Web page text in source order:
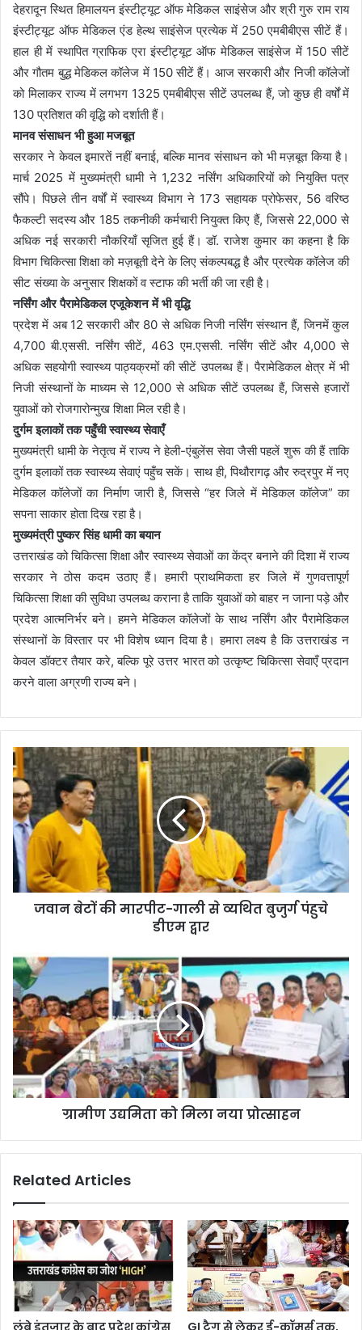
देहरादून स्थित हिमालयन इंस्टीट्यूट ऑफ मेडिकल साइंसेज और श्री गुरु राम राय
इंस्टीट्यूट ऑफ मेडिकल एंड हेल्थ साइंसेज प्रत्येक में 250 एमबीबीएस सीटें हैं।
हाल ही में स्थापित ग्राफिक एरा इंस्टीट्यूट ऑफ मेडिकल साइंसेज में 150 सीटें
और गौतम बुद्ध मेडिकल कॉलेज में 150 सीटें हैं। आज सरकारी और निजी कॉलेजों
को मिलाकर राज्य में लगभग 1325 एमबीबीएस सीटें उपलब्ध हैं, जो कुछ ही वर्षों में
130 प्रतिशत की वृद्धि को दर्शाती हैं।
मानव संसाधन भी हुआ मजबूत
सरकार ने केवल इमारतें नहीं बनाई, बल्कि मानव संसाधन को भी मज़बूत किया है।
मार्च 2025 में मुख्यमंत्री धामी ने 1,232 नर्सिंग अधिकारियों को नियुक्ति पत्र
सौंपे। पिछले तीन वर्षों में स्वास्थ्य विभाग ने 173 सहायक प्रोफेसर, 56 वरिष्ठ
फैकल्टी सदस्य और 185 तकनीकी कर्मचारी नियुक्त किए हैं, जिससे 22,000 से
अधिक नई सरकारी नौकरियाँ सृजित हुई हैं। डॉ. राजेश कुमार का कहना है कि
विभाग चिकित्सा शिक्षा को मज़बूती देने के लिए संकल्पबद्ध है और प्रत्येक कॉलेज की
सीट संख्या के अनुसार शिक्षकों व स्टाफ की भर्ती की जा रही है।
नर्सिंग और पैरामेडिकल एजूकेशन में भी वृद्धि
प्रदेश में अब 12 सरकारी और 80 से अधिक निजी नर्सिंग संस्थान हैं, जिनमें कुल
4,700 बी.एससी. नर्सिंग सीटें, 463 एम.एससी. नर्सिंग सीटें और 4,000 से
अधिक सहयोगी स्वास्थ्य पाठ्यक्रमों की सीटें उपलब्ध हैं। पैरामेडिकल क्षेत्र में भी
निजी संस्थानों के माध्यम से 12,000 से अधिक सीटें उपलब्ध हैं, जिससे हजारों
युवाओं को रोजगारोन्मुख शिक्षा मिल रही है।
दुर्गम इलाकों तक पहुँची स्वास्थ्य सेवाएँ
मुख्यमंत्री धामी के नेतृत्व में राज्य ने हेली-एंबुलेंस सेवा जैसी पहलें शुरू की हैं ताकि
दुर्गम इलाकों तक स्वास्थ्य सेवाएं पहुँच सकें। साथ ही, पिथौरागढ़ और रुद्रपुर में नए
मेडिकल कॉलेजों का निर्माण जारी है, जिससे “हर जिले में मेडिकल कॉलेज” का
सपना साकार होता दिख रहा है।
मुख्यमंत्री पुष्कर सिंह धामी का बयान
उत्तराखंड को चिकित्सा शिक्षा और स्वास्थ्य सेवाओं का केंद्र बनाने की दिशा में राज्य
सरकार ने ठोस कदम उठाए हैं। हमारी प्राथमिकता हर जिले में गुणवत्तापूर्ण
चिकित्सा शिक्षा की सुविधा उपलब्ध कराना है ताकि युवाओं को बाहर न जाना पड़े और
प्रदेश आत्मनिर्भर बने। हमने मेडिकल कॉलेजों के साथ नर्सिंग और पैरामेडिकल
संस्थानों के विस्तार पर भी विशेष ध्यान दिया है। हमारा लक्ष्य है कि उत्तराखंड न
केवल डॉक्टर तैयार करे, बल्कि पूरे उत्तर भारत को उत्कृष्ट चिकित्सा सेवाएँ प्रदान
करने वाला अग्रणी राज्य बने।
जवान बेटों की मारपीट-गाली से व्यथित बुजुर्ग पंहुचे
डीएम द्वार
ग्रामीण उद्यमिता को मिला नया प्रोत्साहन
Related Articles
लंबे इंतजार के बाद प्रदेश कांग्रेस GI टैग से लेकर ई-कॉमर्स तक,